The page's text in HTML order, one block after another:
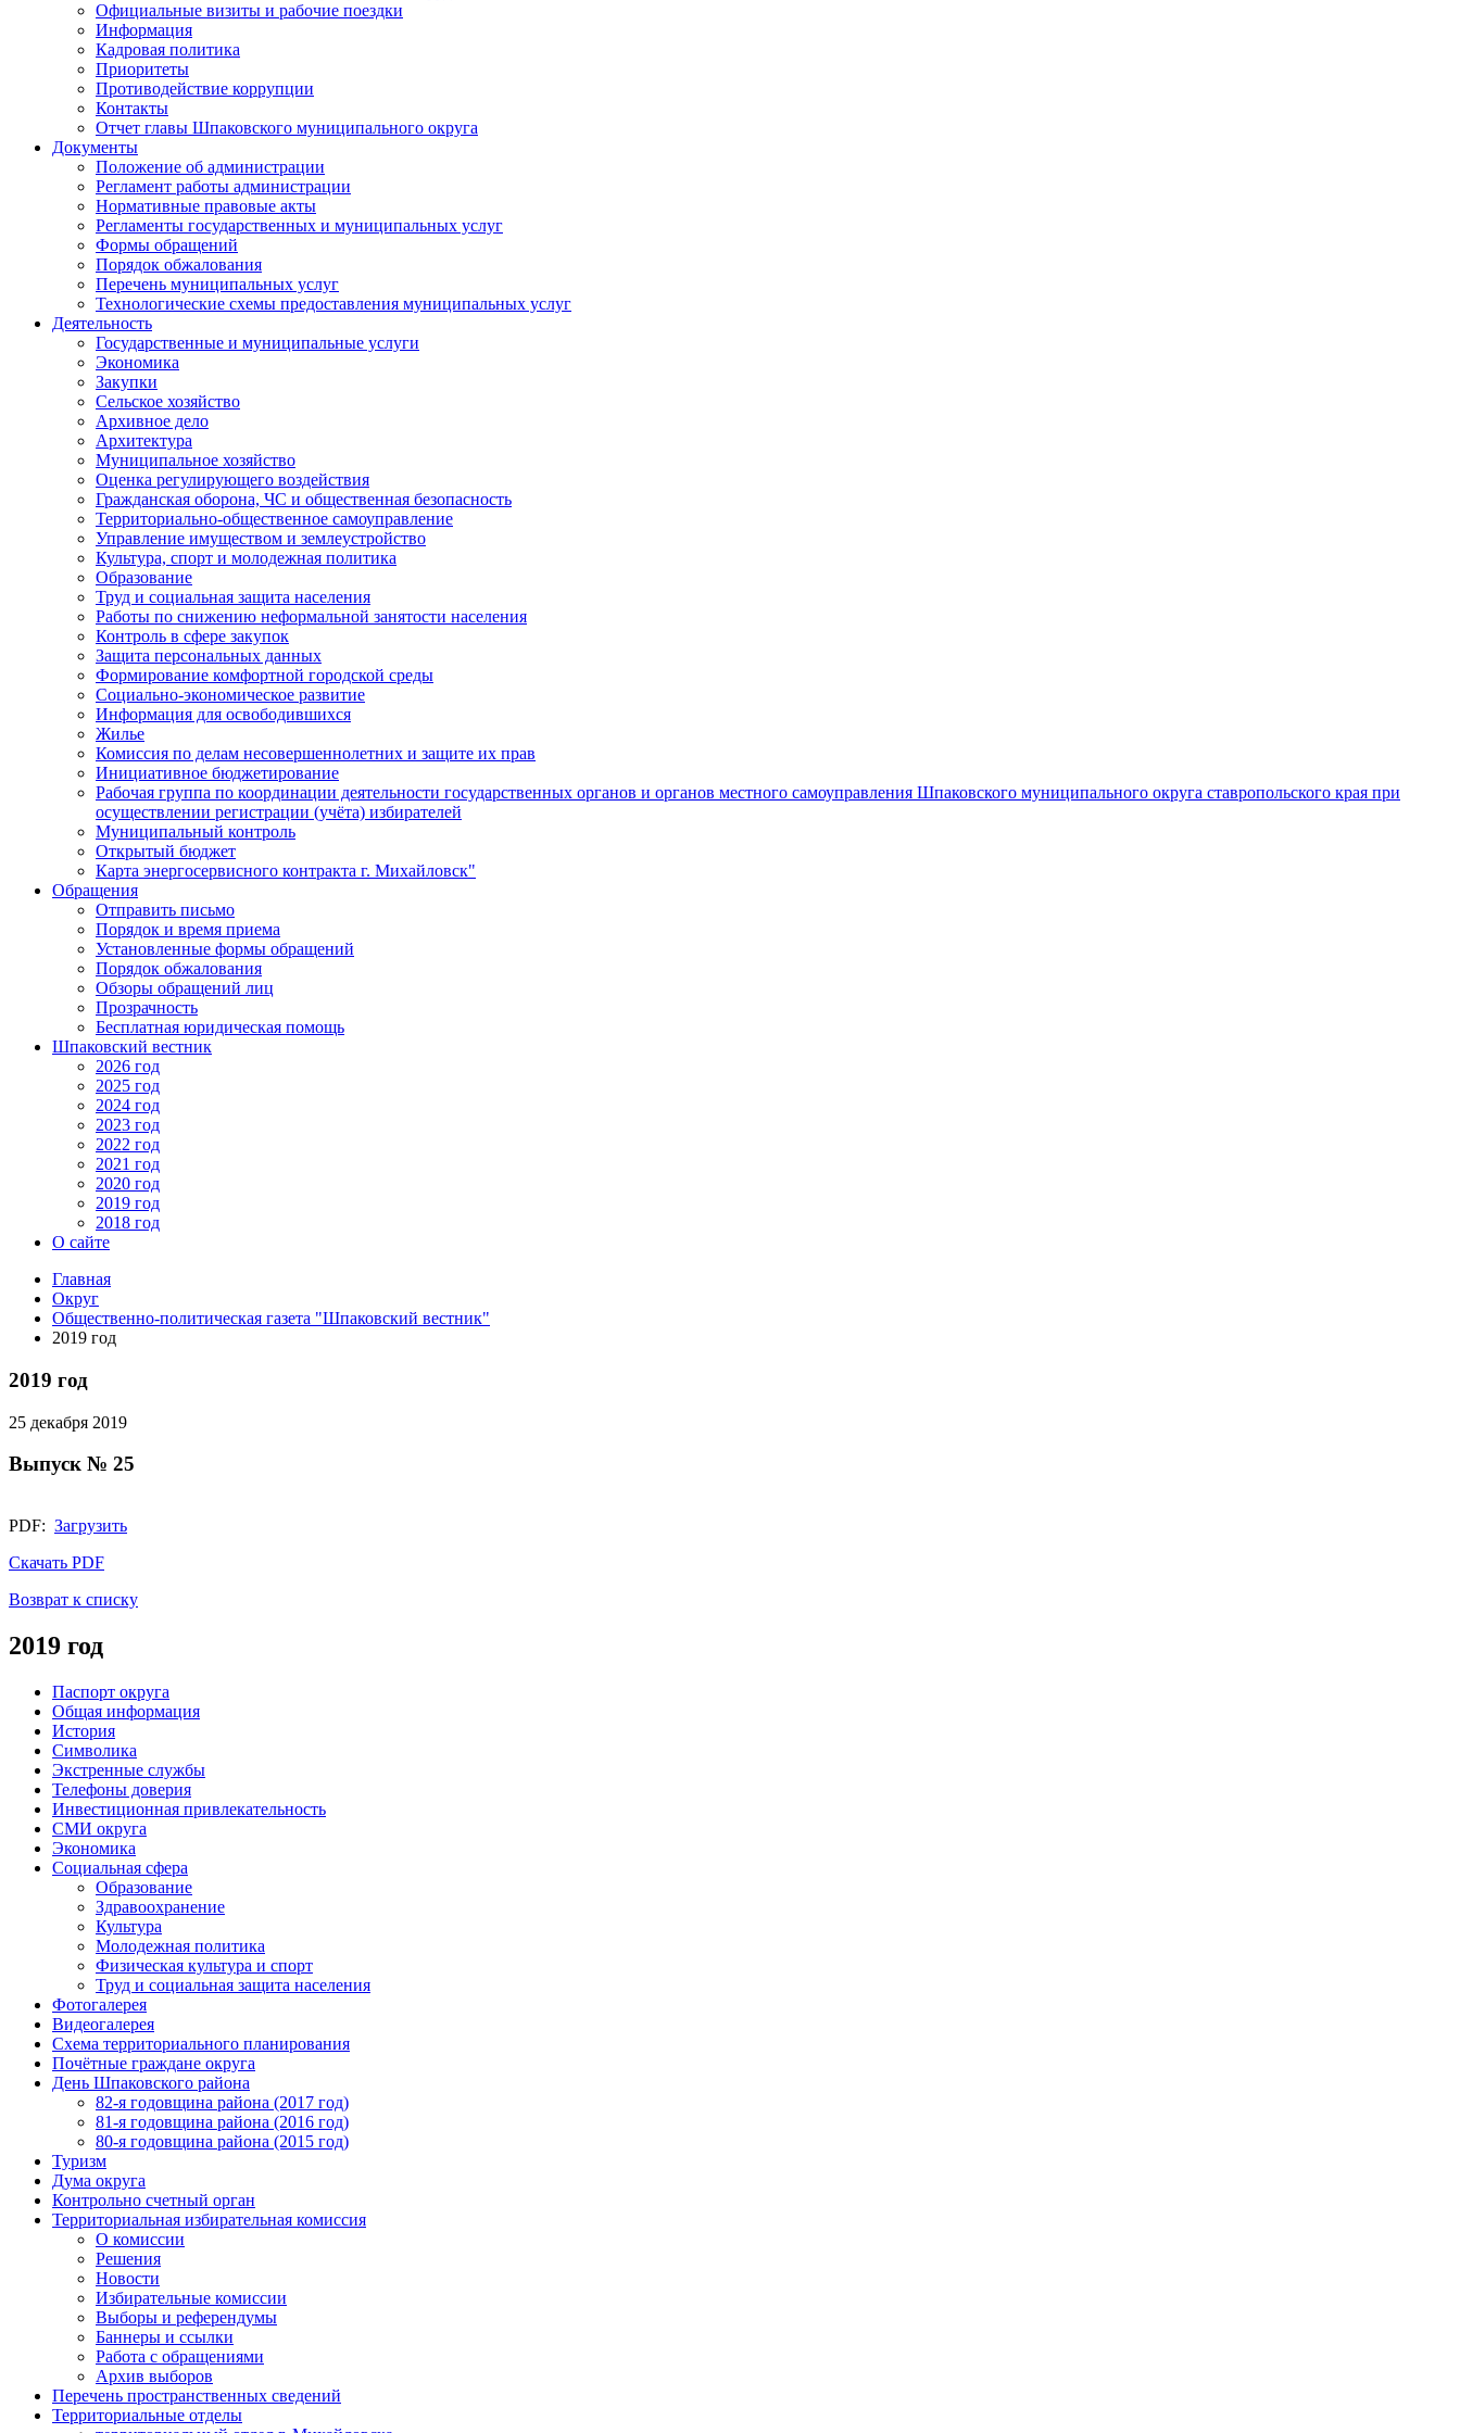
Официальные визиты и рабочие поездки
Информация
Кадровая политика
Приоритеты
Противодействие коррупции
Контакты
Отчет главы Шпаковского муниципального округа
Документы
Положение об администрации
Регламент работы администрации
Нормативные правовые акты
Регламенты государственных и муниципальных услуг
Формы обращений
Порядок обжалования
Перечень муниципальных услуг
Технологические схемы предоставления муниципальных услуг
Деятельность
Государственные и муниципальные услуги
Экономика
Закупки
Сельское хозяйство
Архивное дело
Архитектура
Муниципальное хозяйство
Оценка регулирующего воздействия
Гражданская оборона, ЧС и общественная безопасность
Территориально-общественное самоуправление
Управление имуществом и землеустройство
Культура, спорт и молодежная политика
Образование
Труд и социальная защита населения
Работы по снижению неформальной занятости населения
Контроль в сфере закупок
Защита персональных данных
Формирование комфортной городской среды
Социально-экономическое развитие
Информация для освободившихся
Жилье
Комиссия по делам несовершеннолетних и защите их прав
Инициативное бюджетирование
Рабочая группа по координации деятельности государственных органов и органов местного самоуправления Шпаковского муниципального округа ставропольского края при
осуществлении регистрации (учёта) избирателей
Муниципальный контроль
Открытый бюджет
Карта энергосервисного контракта г. Михайловск"
Обращения
Отправить письмо
Порядок и время приема
Установленные формы обращений
Порядок обжалования
Обзоры обращений лиц
Прозрачность
Бесплатная юридическая помощь
Шпаковский вестник
2026 год
2025 год
2024 год
2023 год
2022 год
2021 год
2020 год
2019 год
2018 год
О сайте
Главная
Округ
Общественно-политическая газета "Шпаковский вестник"
2019 год
2019 год
25 декабря 2019
Выпуск № 25
PDF: Загрузить
Скачать PDF
Возврат к списку
2019 год
Паспорт округа
Общая информация
История
Символика
Экстренные службы
Телефоны доверия
Инвестиционная привлекательность
СМИ округа
Экономика
Социальная сфера
Образование
Здравоохранение
Культура
Молодежная политика
Физическая культура и спорт
Труд и социальная защита населения
Фотогалерея
Видеогалерея
Схема территориального планирования
Почётные граждане округа
День Шпаковского района
82-я годовщина района (2017 год)
81-я годовщина района (2016 год)
80-я годовщина района (2015 год)
Туризм
Дума округа
Контрольно счетный орган
Территориальная избирательная комиссия
О комиссии
Решения
Новости
Избирательные комиссии
Выборы и референдумы
Баннеры и ссылки
Работа с обращениями
Архив выборов
Перечень пространственных сведений
Территориальные отделы